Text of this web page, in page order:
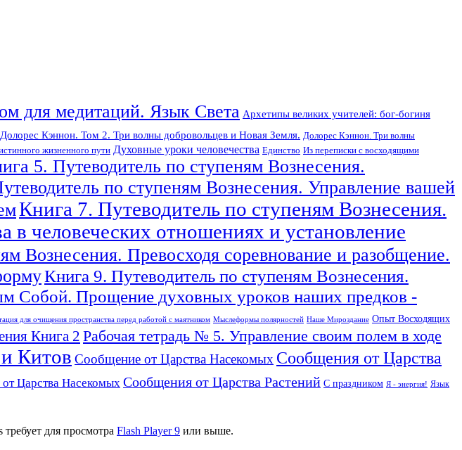
для медитаций. Язык Света Архетипы великих учителей: бог-богиня
Долорес Кэннон. Том 2. Три волны добровольцев и Новая Земля. Долорес Кэннон. Три волны
жизненного пути Духовные уроки человечества Единство Из переписки с восходящими
5. Путеводитель по ступеням Вознесения.
по ступеням Вознесения. Управление вашей
Книга 7. Путеводитель по ступеням Вознесения.
человеческих отношениях и установление
Вознесения. Превосходя соревнование и разобщение.
Книга 9. Путеводитель по ступеням Вознесения.
Собой. Прощение духовных уроков наших предков -
для очищения пространства перед работой с маятником Мыслеформы полярностей Наше Мироздание Опыт Восходящих
Книга 2 Рабочая тетрадь № 5. Управление своим полем в ходе
Китов Сообщение от Царства Насекомых Сообщения от Царства
Царства Насекомых Сообщения от Царства Растений С праздником Я - энергия! Язык
для просмотра Flash Player 9 или выше.